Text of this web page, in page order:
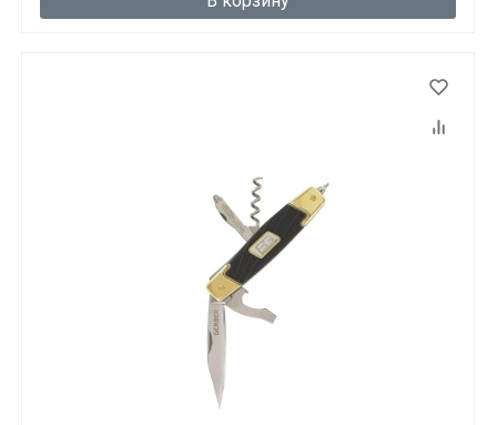
Данные товары продаются лицам,
достигшим 18 лет!
Вам исполнилось 18 лет?